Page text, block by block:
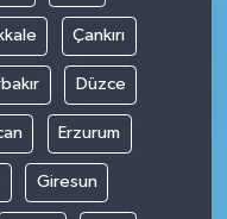
Çankırı
Düzce
Erzurum
Giresun